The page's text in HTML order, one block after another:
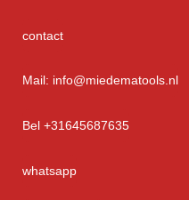
contact
Mail: info@miedematools.nl
Bel +31645687635
whatsapp